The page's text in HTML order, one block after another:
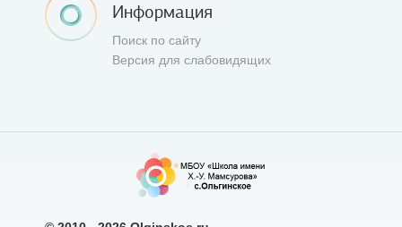
Информация
Поиск по сайту
Версия для слабовидящих